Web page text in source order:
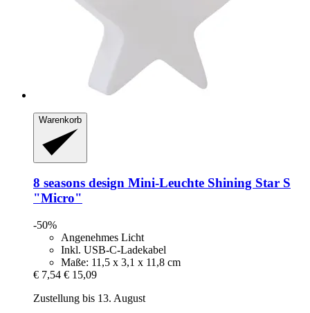
Warenkorb
8 seasons design Mini-​Leuchte Shining Star S
"Micro"
-50%
Angenehmes Licht
Inkl. USB-C-Ladekabel
Maße: 11,5 x 3,1 x 11,8 cm
€ 7,54 € 15,09
Zustellung bis 13. August